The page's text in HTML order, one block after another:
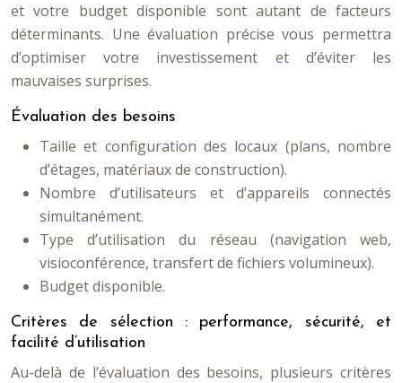
et votre budget disponible sont autant de facteurs
déterminants. Une évaluation précise vous permettra
d’optimiser votre investissement et d’éviter les
mauvaises surprises.
Évaluation des besoins
Taille et configuration des locaux (plans, nombre
d’étages, matériaux de construction).
Nombre d’utilisateurs et d’appareils connectés
simultanément.
Type d’utilisation du réseau (navigation web,
visioconférence, transfert de fichiers volumineux).
Budget disponible.
Critères de sélection : performance, sécurité, et
facilité d’utilisation
Au-delà de l’évaluation des besoins, plusieurs critères